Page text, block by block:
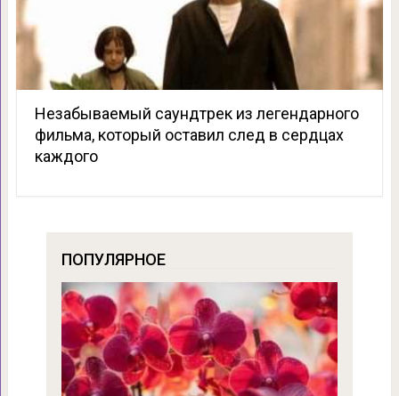
Незабываемый саундтрек из легендарного
фильма, который оставил след в сердцах
каждого
ПОПУЛЯРНОЕ